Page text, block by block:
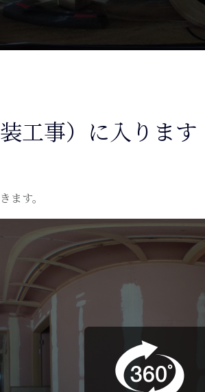
工事）に入ります
ます。